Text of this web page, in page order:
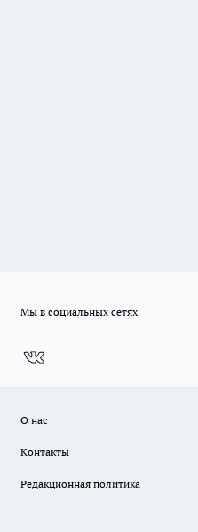
Мы в социальных сетях
О нас
Контакты
Редакционная политика